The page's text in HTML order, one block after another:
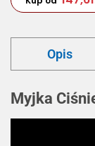
Opis
Myjka